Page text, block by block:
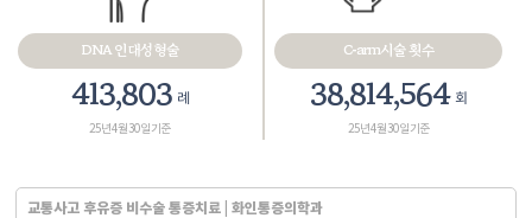
DNA 인대성형술
467,575 례
25년 4월 30일 기준
C-arm시술 횟수
43,858,265 회
25년 4월 30일 기준
교통사고 후유증 비수술 통증치료 | 화인통증의학과